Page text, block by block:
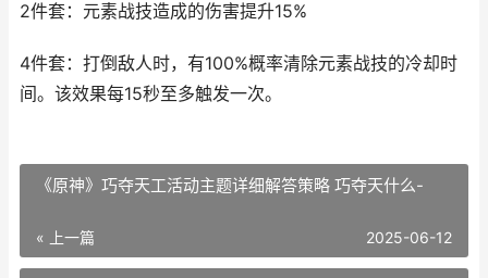
2件套：元素战技造成的伤害提升15%
4件套：打倒敌人时，有100%概率清除元素战技的冷却时
间。该效果每15秒至多触发一次。
《原神》巧夺天工活动主题详细解答策略 巧夺天什么-
« 上一篇 2025-06-12